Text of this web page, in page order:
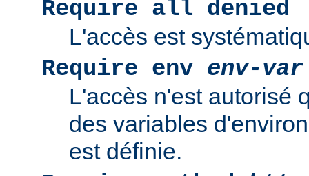
Require all denied
L'accès est
Require env env-var
L'accès n'est autorisé
des variables
est définie.